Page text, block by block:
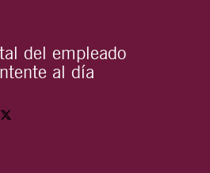
del empleado
al día